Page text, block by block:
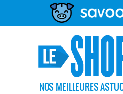
NOS MEILLEURES